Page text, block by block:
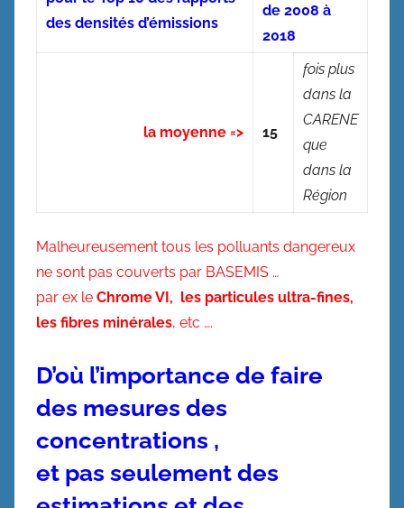
des densités d’émissions
de 2008 à
2018
la moyenne => 15
fois plus
dans la
CARENE
que
dans la
Région
Malheureusement tous les polluants dangereux
ne sont pas couverts par BASEMIS …
par ex le Chrome VI, les particules ultra-fines,
les fibres minérales, etc ….
D’où l’importance de faire
des mesures des
concentrations ,
et pas seulement des